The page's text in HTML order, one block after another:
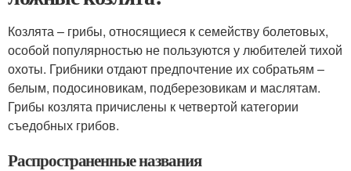
Козлята – грибы, относящиеся к семейству болетовых,
особой популярностью не пользуются у любителей тихой
охоты. Грибники отдают предпочтение их собратьям –
белым, подосиновикам, подберезовикам и маслятам.
Грибы козлята причислены к четвертой категории
съедобных грибов.
Распространенные названия